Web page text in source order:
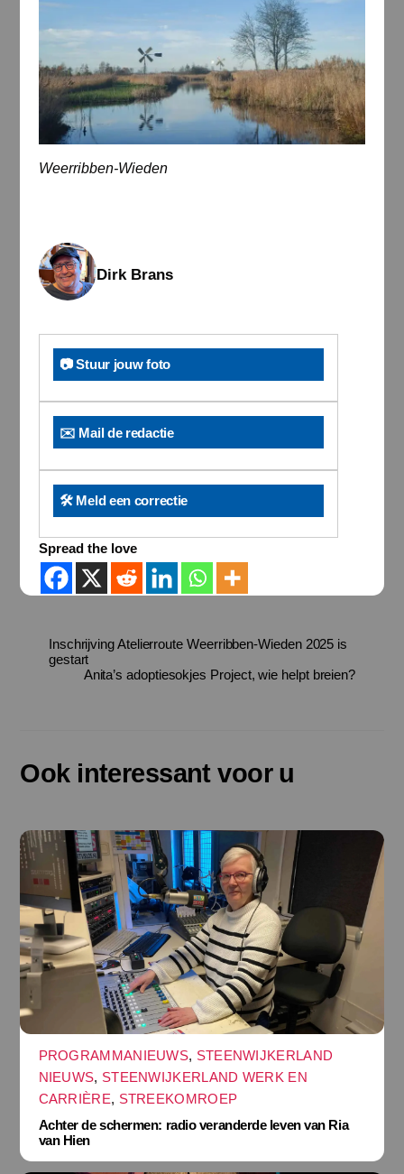
Weerribben-Wieden
Dirk Brans
📷 Stuur jouw foto
✉️ Mail de redactie
🛠️ Meld een correctie
Spread the love
Inschrijving Atelierroute Weerribben-Wieden 2025 is
gestart
Anita’s adoptiesokjes Project, wie helpt breien?
Ook interessant voor u
PROGRAMMANIEUWS, STEENWIJKERLAND
NIEUWS, STEENWIJKERLAND WERK EN
CARRIÈRE, STREEKOMROEP
Achter de schermen: radio veranderde leven van Ria
van Hien